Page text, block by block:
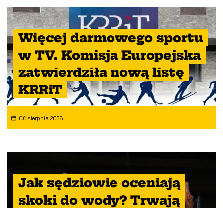
Więcej darmowego sportu
w TV. Komisja Europejska
zatwierdziła nową listę
KRRiT
06 sierpnia 2026
Jak sędziowie oceniają
skoki do wody? Trwają